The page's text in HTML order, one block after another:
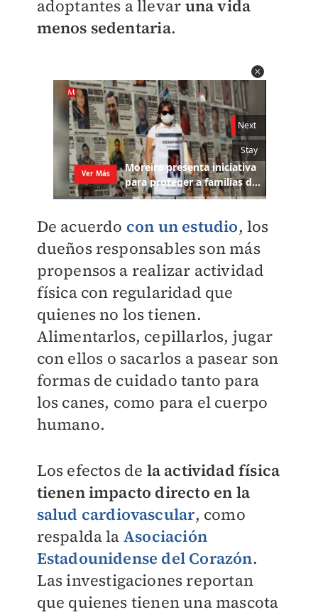
adoptantes a llevar una vida
menos sedentaria.
De acuerdo con un estudio, los
dueños responsables son más
propensos a realizar actividad
física con regularidad que
quienes no los tienen.
Alimentarlos, cepillarlos, jugar
con ellos o sacarlos a pasear son
formas de cuidado tanto para
los canes, como para el cuerpo
humano.
Los efectos de la actividad física
tienen impacto directo en la
salud cardiovascular, como
respalda la Asociación
Estadounidense del Corazón.
Las investigaciones reportan
que quienes tienen una mascota